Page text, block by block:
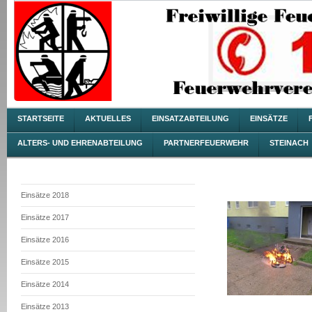
STARTSEITE AKTUELLES EINSATZABTEILUNG EINSÄTZE
ALTERS- UND EHRENABTEILUNG PARTNERFEUERWEHR STEINACH
Einsätze 2018
Einsätze 2017
Einsätze 2016
Einsätze 2015
Einsätze 2014
Einsätze 2013